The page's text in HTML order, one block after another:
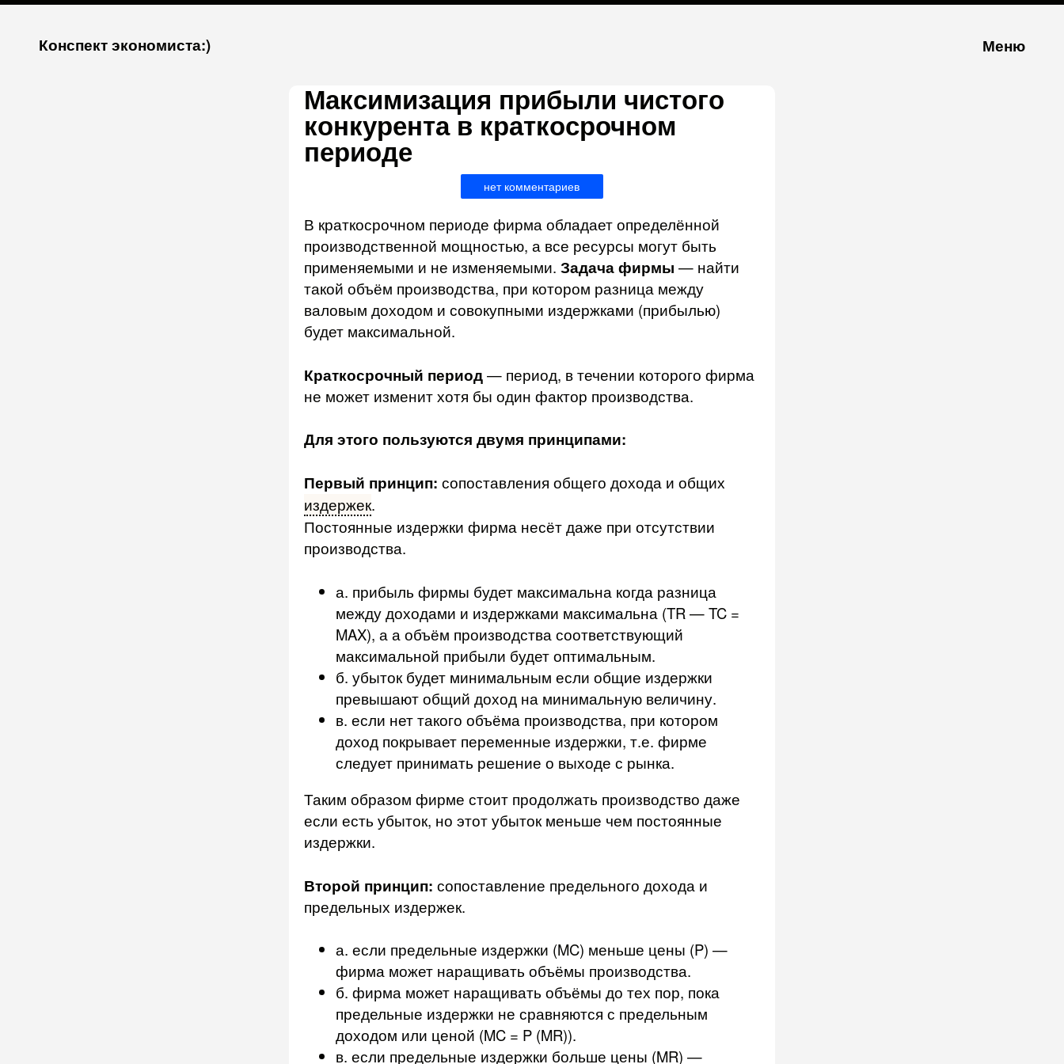
Конспект экономиста:) Меню
Максимизация прибыли чистого
конкурента в краткосрочном
периоде
нет комментариев
В краткосрочном периоде фирма обладает определённой
производственной мощностью, а все ресурсы могут быть
применяемыми и не изменяемыми. Задача фирмы — найти
такой объём производства, при котором разница между
валовым доходом и совокупными издержками (прибылью)
будет максимальной.
Краткосрочный период— период, в течении которого фирма
не может изменит хотя бы один фактор производства.
Для этого пользуются двумя принципами:
Первый принцип: сопоставления общего дохода и общих
издержек.
Постоянные издержки фирма несёт даже при отсутствии
производства.
а. прибыль фирмы будет максимальна когда разница
между доходами и издержками максимальна (TR — TC =
MAX), а а объём производства соответствующий
максимальной прибыли будет оптимальным.
б. убыток будет минимальным если общие издержки
превышают общий доход на минимальную величину.
в. если нет такого объёма производства, при котором
доход покрывает переменные издержки, т.е. фирме
следует принимать решение о выходе с рынка.
Таким образом фирме стоит продолжать производство даже
если есть убыток, но этот убыток меньше чем постоянные
издержки.
Второй принцип: сопоставление предельного дохода и
предельных издержек.
а. если предельные издержки (MC) меньше цены (P) —
фирма может наращивать объёмы производства.
б. фирма может наращивать объёмы до тех пор, пока
предельные издержки не сравняются с предельным
доходом или ценой (MC = P (MR)).
в. если предельные издержки больше цены (MR) —